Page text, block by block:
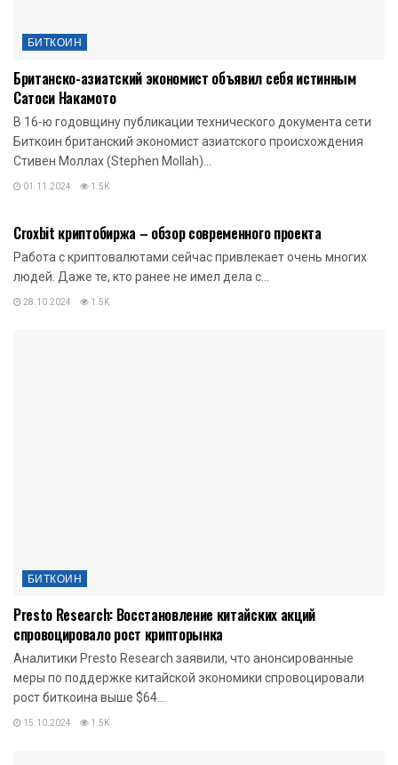
БИТКОИН
Британско-азиатский экономист объявил себя истинным
Сатоси Накамото
В 16-ю годовщину публикации технического документа сети
Биткоин британский экономист азиатского происхождения
Стивен Моллах (Stephen Mollah)...
01.11.2024 1.5K
Croxbit криптобиржа – обзор современного проекта
Работа с криптовалютами сейчас привлекает очень многих
людей. Даже те, кто ранее не имел дела с...
28.10.2024 1.5K
БИТКОИН
Presto Research: Восстановление китайских акций
спровоцировало рост крипторынка
Аналитики Presto Research заявили, что анонсированные
меры по поддержке китайской экономики спровоцировали
рост биткоина выше $64...
15.10.2024 1.5K